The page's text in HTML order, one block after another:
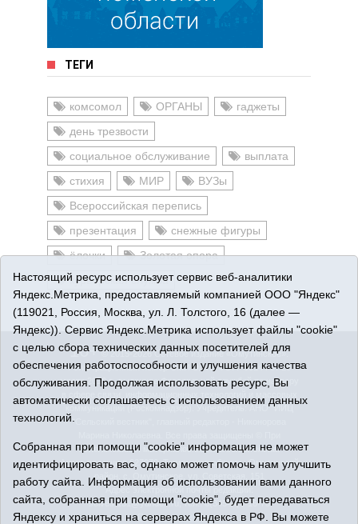
ТЕГИ
комсомол ОРГАНЫ
гаджеты
день трезвости
социальное обслуживание
выплата
стихия
МИР
ВУЗы
Всероссийская перепись
презентация
снежные фигуры
ёлочки
Золотая опора
курьерская служба
16+© 2015-2026 Сетевое издание «Омутинское».
Регистрационный номер СМИ Эл № ФС77-65144 от 28
марта 2016 г., выданное Федеральной службой по надзору
коммуникаций (Роскомнадзор). Учредитель: АНО "ИИЦ
"Сельский вестник", главный редактор - Никонорова
использовании материалов ссылка обязательна.
Адрес редакции: 627070, Тюменская область, Омутинский
район, с. Омутинское, ул. Советская, 151
Адрес электронной почты редакции:
selvest151@yandex.ru, тел.: 8(34544)3-16-73
Политика оператора
Настоящий ресурс использует сервис веб-аналитики
Яндекс.Метрика, предоставляемый компанией ООО "Яндекс"
(119021, Россия, Москва, ул. Л. Толстого, 16 (далее —
Яндекс)). Сервис Яндекс.Метрика использует файлы "cookie"
с целью сбора технических данных посетителей для
обеспечения работоспособности и улучшения качества
обслуживания. Продолжая использовать ресурс, Вы
автоматически соглашаетесь с использованием данных
технологий.
Собранная при помощи "cookie" информация не может
идентифицировать вас, однако может помочь нам улучшить
работу сайта. Информация об использовании вами данного
сайта, собранная при помощи "cookie", будет передаваться
Яндексу и храниться на серверах Яндекса в РФ. Вы можете